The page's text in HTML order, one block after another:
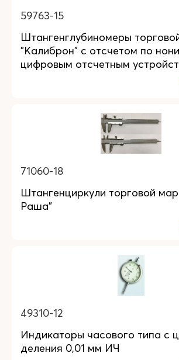
59763-15
Штангенглубиномеры
"Калиброн" с отсчетом по
цифровым отсчетным
71060-18
Штангенциркули торговой
Раша"
49310-12
Индикаторы часового типа с
деления 0,01 мм ИЧ